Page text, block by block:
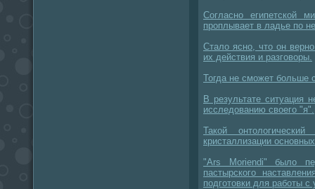
Согласно египетской
проплывает в ладье по
Стало ясно, что он
их действия и разговоры.
Тогда не сможет больше
В результате ситуация
исследованию своего "я".
Такой
кристаллизации
"Ars Moriendi" было
пастырского
подготовки для работы